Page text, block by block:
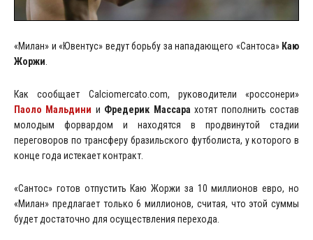
«Милан» и «Ювентус» ведут борьбу за нападающего «Сантоса» Каю
Жоржи
Как сообщает Calciomercato.com, руководители «россонери»
Паоло Мальдини и Фредерик Массара хотят пополнить состав
молодым форвардом и находятся в продвинутой стадии
переговоров по трансферу бразильского футболиста, у которого в
конце года истекает контракт.
«Сантос» готов отпустить Каю Жоржи за 10 миллионов евро, но
«Милан» предлагает только 6 миллионов, считая, что этой суммы
будет достаточно для осуществления перехода.